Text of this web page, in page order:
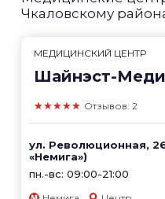
Чкаловскому
МЕДИЦИНСКИЙ ЦЕНТР
Шайнэст-
★★★★★ Отзывов: 2
ул. Революционная,
«Немига»)
пн.-вс: 09:00-21:00